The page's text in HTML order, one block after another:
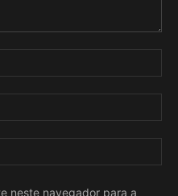
neste navegador para a